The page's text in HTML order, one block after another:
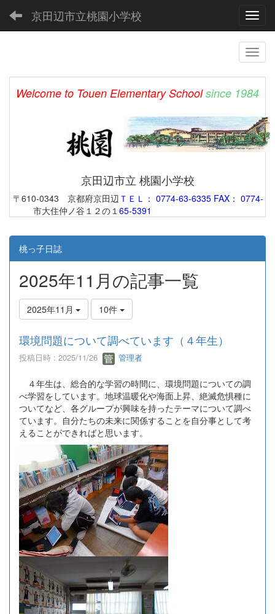
京田辺市立桃園小学校
Welcome to Touen Elementary School since 1984
京田辺市立 桃園小学校
〒610-0343 京都府京田辺
市大住仲ノ谷１２の１
ＴＥＬ： 0774-63-6335 FAX： 0774-
65-5391
桃っ子日誌
2025年11月の記事一覧
2025年11月 10件
環境問題について調べています（４年生）
投稿日時 : 2025/11/26 管理者
４年生は、総合的な学習の時間に、環境問題についての調
べ学習をしています。地球温暖化や海面上昇、絶滅危惧種に
ついてなど、各グループが興味を持ったテーマについて調べ
ています。自分たちの未来に関係することを自分事として考
えることができればと思います。